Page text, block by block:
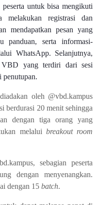
untuk bisa mengikuti
melakukan registrasi dan
mendapatkan pesan yang
panduan, serta informasi-
WhatsApp. Selanjutnya,
VBD yang terdiri dari sesi
penutupan.
oleh @vbd.kampus
berdurasi 20 menit sehingga
dengantigaorang yang
melalui breakout room
, sebagian peserta
dengan menyenangkan.
dengan 15 batch.